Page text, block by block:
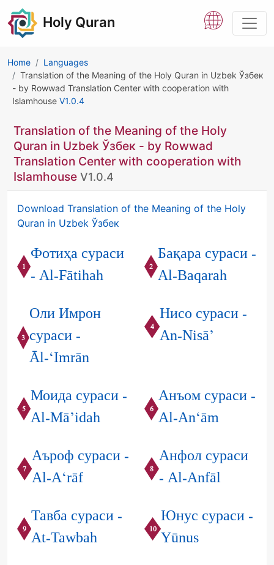
Holy Quran
Home
Languages
Translation of the Meaning of the Holy Quran in Uzbek Ўзбек
- by Rowwad Translation Center with cooperation with
Islamhouse V1.0.4
Translation of the Meaning of the Holy
Quran in Uzbek Ўзбек - by Rowwad
Translation Center with cooperation with
Islamhouse V1.0.4
Download Translation of the Meaning of the Holy
Quran in Uzbek Ўзбек
1 Фотиҳа сураси
- Al-Fātihah
2 Бақара сураси -
Al-Baqarah
3
Оли Имрон
сураси -
Āl-‘Imrān
4 Нисо сураси -
An-Nisā’
5 Моида сураси -
Al-Mā’idah
6 Анъом сураси -
Al-An‘ām
7 Аъроф сураси -
Al-A‘rāf
8 Анфол сураси
- Al-Anfāl
9 Тавба сураси -
At-Tawbah
10 Юнус сураси -
Yūnus